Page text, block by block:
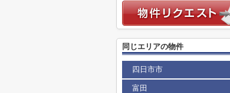
同じエリアの物件
四日市市
富田